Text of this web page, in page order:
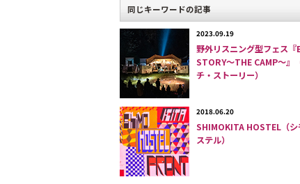
オ
下北沢の一つ隣の京王井の頭線・新代田
以外からはほとんど注目を集めること
イブハウス「FEVER（フィーバー）」
(
社ビルド。
同じキーワードの記事
2023.09.19
野外リスニング型フェス『
STORY～THE CAMP～』
チ・ストーリー）
2018.06.20
SHIMOKITA HOSTEL（シ
ステル）